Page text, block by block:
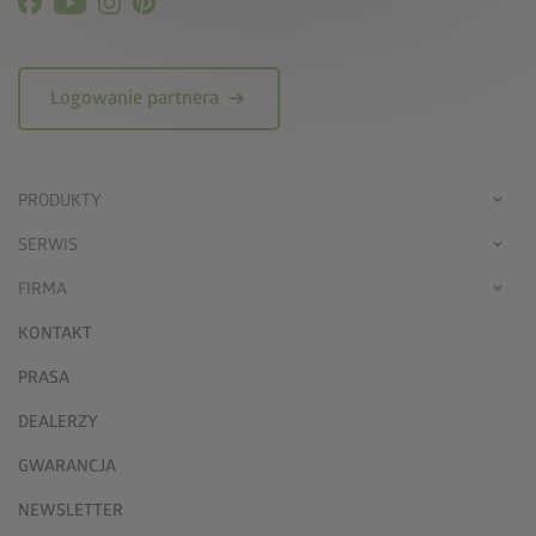
Logowanie partnera arrow_right_alt
PRODUKTY
SERWIS
FIRMA
KONTAKT
PRASA
DEALERZY
GWARANCJA
NEWSLETTER